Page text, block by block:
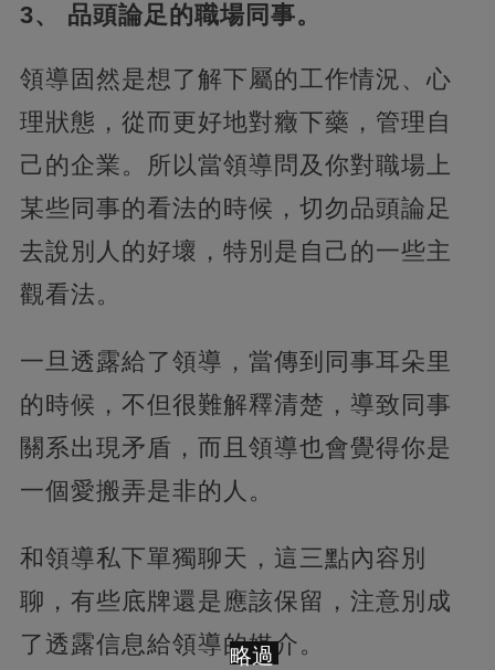
3、 品頭論足的職場同事。
領導固然是想了解下屬的工作情況、心
理狀態，從而更好地對癥下藥，管理自
己的企業。所以當領導問及你對職場上
某些同事的看法的時候，切勿品頭論足
去說別人的好壞，特別是自己的一些主
觀看法。
一旦透露給了領導，當傳到同事耳朵里
的時候，不但很難解釋清楚，導致同事
關系出現矛盾，而且領導也會覺得你是
一個愛搬弄是非的人。
和領導私下單獨聊天，這三點內容別
聊，有些底牌還是應該保留，注意別成
了透露信息給領導的媒介。
略過